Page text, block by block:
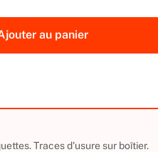
au panier
Traces d'usure sur boîtier.